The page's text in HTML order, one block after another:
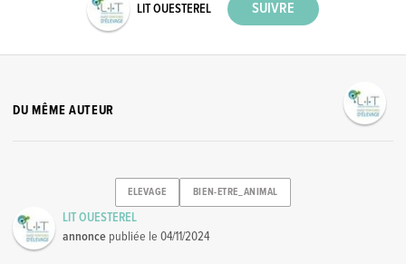
LIT OUESTEREL
DU MÊME AUTEUR
ELEVAGE BIEN-ETRE_ANIMAL
LIT OUESTEREL
annonce publiée le04/11/2024